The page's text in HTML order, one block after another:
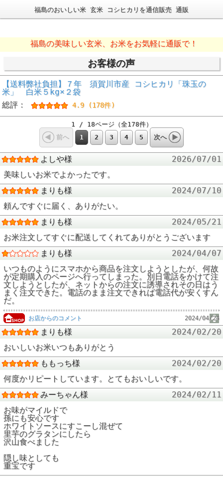
福島のおいしい米 玄米 コシヒカリを通信販売 通販
福島の美味しい玄米、お米をお気軽に通販で！
お客様の声
【送料弊社負担】７年 須賀川市産 コシヒカリ「珠玉の
米」 白米５kg×２袋
総評：
4.9 (178件)
1 / 18ページ（全178件）
前へ
1 2 3 4 5 次へ
よしや様
2026/07/01
美味しいお米でよかったです。
まりも様
2024/07/10
頼んですぐに届く、ありがたい。
まりも様
2024/05/21
お米注文してすぐに配送してくれてありがとうございます
まりも様
2024/04/07
いつものようにスマホから商品を注文しようとしたが、何故
が定期購入のページへ行ってしまった。別日電話をかけて注
文しようとしたが、ネットからの注文に誘導されその日はう
まく注文できた。電話のまま注文できれば電話代が安くすん
だ。
お店からのコメント 2024/04/24
まりも様
2024/02/20
おいしいお米いつもありがとう
ももっち様
2024/02/20
何度かリピートしています。とてもおいしいです。
みーちゃん様
2024/02/11
お味がマイルドで
孫にも安心です
ホワイトソースにすこーし混ぜて
里芋のグラタンにしたら
沢山食べました
隠し味としても
重宝です